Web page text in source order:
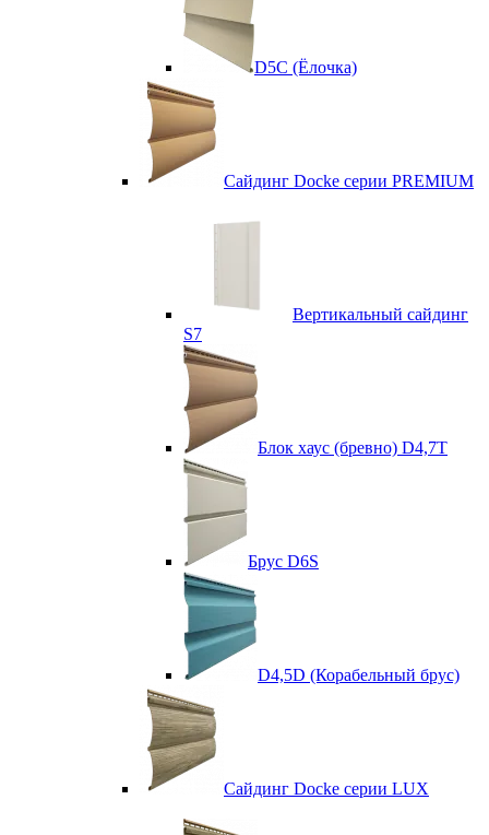
D5C (Ёлочка)
Сайдинг Docke серии PREMIUM
Вертикальный сайдинг
S7
Блок хаус (бревно) D4,7T
Брус D6S
D4,5D (Корабельный брус)
Сайдинг Docke серии LUX